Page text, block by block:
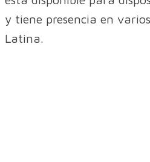
y tiene presencia en
Latina.